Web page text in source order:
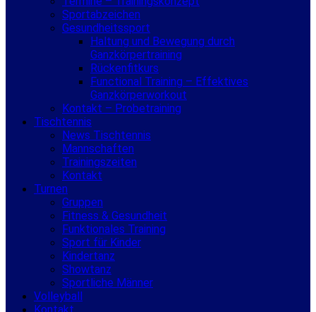
Sportabzeichen
Gesundheitssport
Haltung und Bewegung durch
Ganzkörpertraining
Rückenfitkurs
Functional Training – Effektives
Ganzkörperworkout
Kontakt – Probetraining
Tischtennis
News Tischtennis
Mannschaften
Trainingszeiten
Kontakt
Turnen
Gruppen
Fitness & Gesundheit
Funktionales Training
Sport für Kinder
Kindertanz
Showtanz
Sportliche Männer
Volleyball